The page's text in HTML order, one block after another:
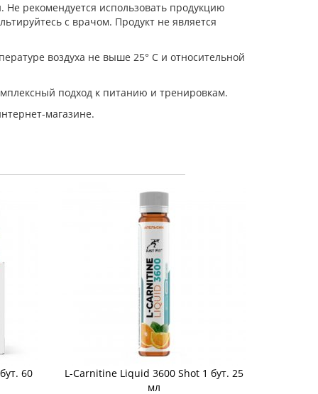
рекомендуется использовать продукцию
с врачом. Продукт не является
воздуха не выше 25° С и относительной
подход к питанию и тренировкам.
магазине.
60
L-Carnitine Liquid 3600 Shot 1 бут. 25
мл